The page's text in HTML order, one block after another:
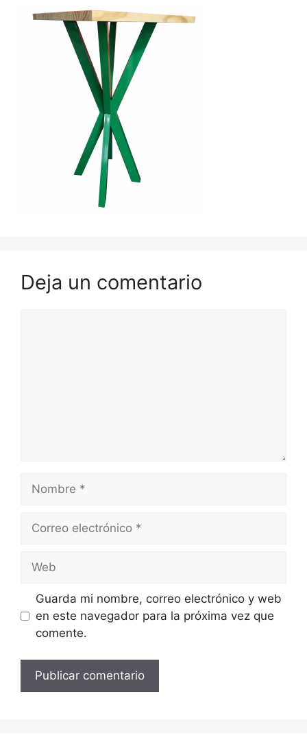
Deja un comentario
Guarda mi nombre, correo electrónico y web
en este navegador para la próxima vez que
comente.